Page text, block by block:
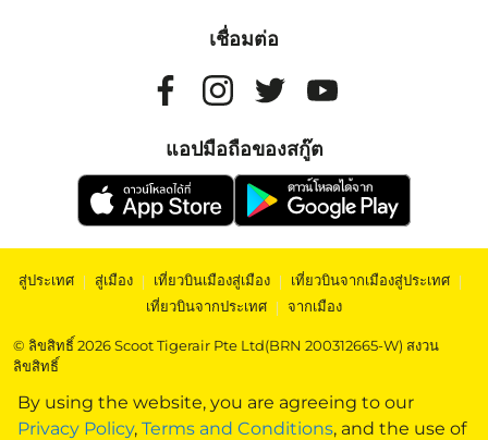
By using the website, you are agreeing to our
Privacy Policy, Terms and Conditions, and the use of
เชื่อมต่อ
แอปมือถือของสกู๊ต
สู่ประเทศ | สู่เมือง | เที่ยวบินเมืองสู่เมือง | เที่ยวบินจากเมืองสู่ประเทศ |
เที่ยวบินจากประเทศ | จากเมือง
© ลิขสิทธิ์ 2026 Scoot Tigerair Pte Ltd(BRN 200312665-W) สงวน
ลิขสิทธิ์